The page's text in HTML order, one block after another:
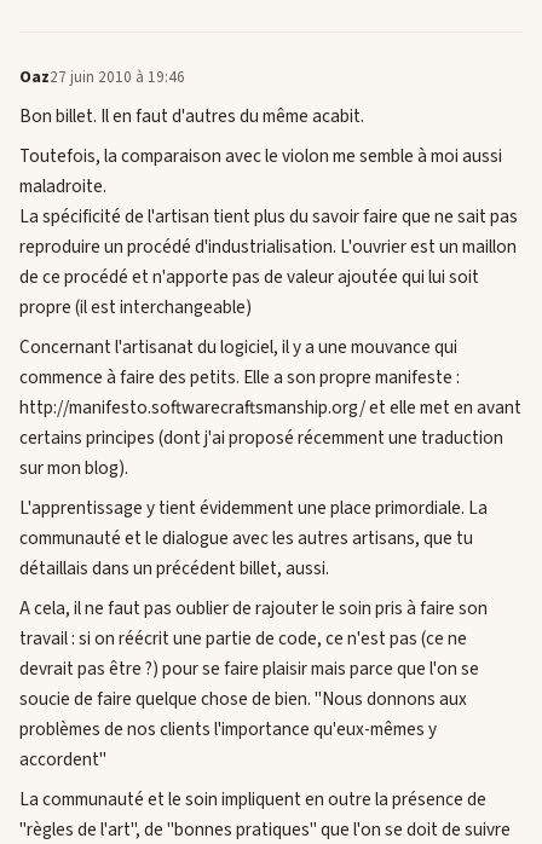
Oaz27 juin 2010 à 19:46
Bon billet. Il en faut d'autres du même acabit.
Toutefois, la comparaison avec le violon me semble à moi aussi
maladroite.
La spécificité de l'artisan tient plus du savoir faire que ne sait pas
reproduire un procédé d'industrialisation. L'ouvrier est un maillon
de ce procédé et n'apporte pas de valeur ajoutée qui lui soit
propre (il est interchangeable)
Concernant l'artisanat du logiciel, il y a une mouvance qui
commence à faire des petits. Elle a son propre manifeste :
http://manifesto.softwarecraftsmanship.org/ et elle met en avant
certains principes (dont j'ai proposé récemment une traduction
sur mon blog).
L'apprentissage y tient évidemment une place primordiale. La
communauté et le dialogue avec les autres artisans, que tu
détaillais dans un précédent billet, aussi.
A cela, il ne faut pas oublier de rajouter le soin pris à faire son
travail : si on réécrit une partie de code, ce n'est pas (ce ne
devrait pas être ?) pour se faire plaisir mais parce que l'on se
soucie de faire quelque chose de bien. "Nous donnons aux
problèmes de nos clients l'importance qu'eux-mêmes y
accordent"
La communauté et le soin impliquent en outre la présence de
"règles de l'art", de "bonnes pratiques" que l'on se doit de suivre